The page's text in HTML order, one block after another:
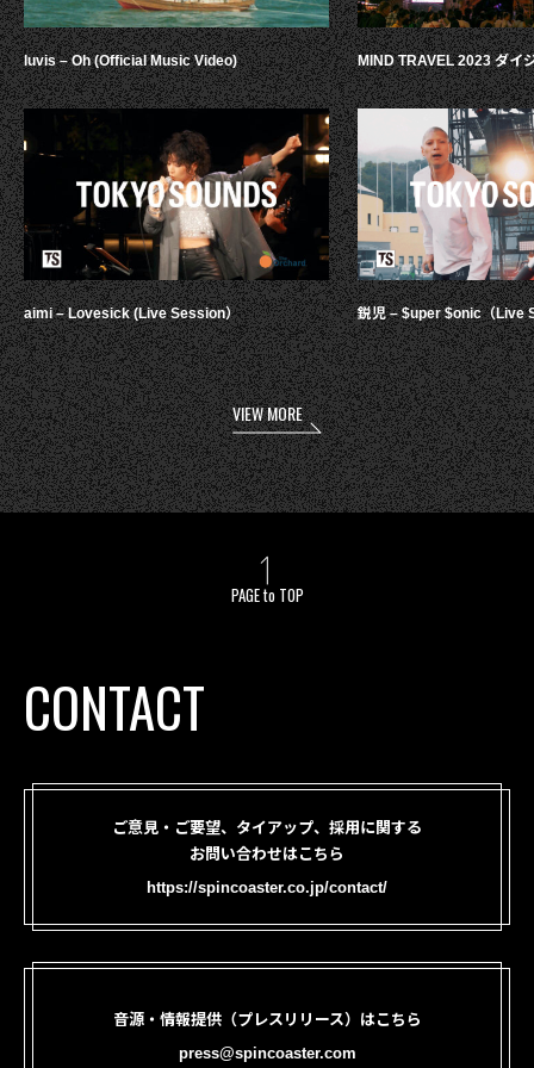
luvis – Oh (Official Music Video)
aimi – Lovesick (Live Session）
MIND TRAVEL 2023 ダイ
鋭児 – $uper $onic（Live
VIEW MORE
PAGE to TOP
CONTACT
ご意見・ご要望、タイアップ、採用に関する
お問い合わせはこちら
https://spincoaster.co.jp/contact/
音源・情報提供（プレスリリース）はこちら
press@spincoaster.com